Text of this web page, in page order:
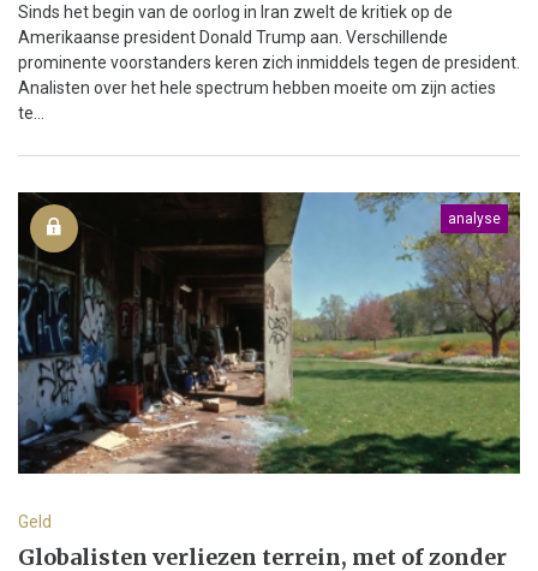
Sinds het begin van de oorlog in Iran zwelt de kritiek op de
Amerikaanse president Donald Trump aan. Verschillende
prominente voorstanders keren zich inmiddels tegen de president.
Analisten over het hele spectrum hebben moeite om zijn acties
te...
analyse
Geld
Globalisten verliezen terrein, met of zonder